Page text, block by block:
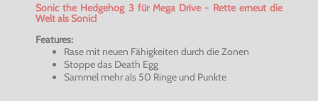
Sonicthe Hedgehog3 für Mega Drive - Rette erneut die
Welt als Sonic!
Features:
Rase mit neuen Fähigkeiten durch die Zonen
Stoppe das Death Egg
Sammel mehr als 50 Ringe und Punkte